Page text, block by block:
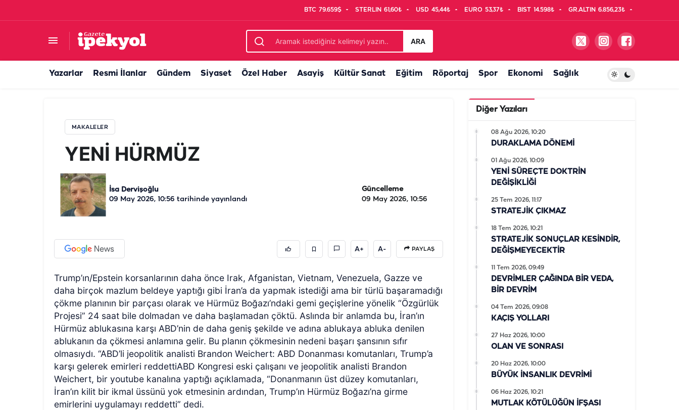
BTC 79.659$ STERLIN 61,60₺ USD 45,44₺ EURO 53,37₺ BIST 14.598₺ GR.ALTIN 6.856,23₺
ARA
Yazarlar Resmi İlanlar Gündem Siyaset Özel Haber Asayiş Kültür Sanat Eğitim Röportaj Spor Ekonomi Sağlık
MAKALELER
YENİ HÜRMÜZ
İsa Dervişoğlu
09 May 2026, 10:56 tarihinde yayınlandı
Güncelleme
09 May 2026, 10:56
A+ A- PAYLAŞ
Trump’ın/Epstein korsanlarının daha önce Irak, Afganistan, Vietnam, Venezuela, Gazze ve
daha birçok mazlum beldeye yaptığı gibi İran’a da yapmak istediği ama bir türlü başaramadığı
çökme planının bir parçası olarak ve Hürmüz Boğazı’ndaki gemi geçişlerine yönelik “Özgürlük
Projesi” 24 saat bile dolmadan ve daha başlamadan çöktü. Aslında bir anlamda bu, İran’ın
Hürmüz ablukasına karşı ABD’nin de daha geniş şekilde ve adına ablukaya abluka denilen
ablukanın da çökmesi anlamına gelir. Bu planın çökmesinin nedeni başarı şansının sıfır
olmasıydı. “ABD’li jeopolitik analisti Brandon Weichert: ABD Donanması komutanları, Trump’a
karşı gelerek emirleri reddettiABD Kongresi eski çalışanı ve jeopolitik analisti Brandon
Weichert, bir youtube kanalına yaptığı açıklamada, “Donanmanın üst düzey komutanları,
İran’ın kilit bir ikmal üssünü yok etmesinin ardından, Trump’ın Hürmüz Boğazı’na girme
emirlerini uygulamayı reddetti” dedi.
Diğer Yazıları
DURAKLAMA DÖNEMİ
08 Ağu 2026, 10:20
YENİ SÜREÇTE DOKTRİN
DEĞİŞİKLİĞİ
01 Ağu 2026, 10:09
STRATEJİK ÇIKMAZ
25 Tem 2026, 11:17
STRATEJİK SONUÇLAR KESİNDİR,
DEĞİŞMEYECEKTİR
18 Tem 2026, 10:21
DEVRİMLER ÇAĞINDA BİR VEDA,
BİR DEVRİM
11 Tem 2026, 09:49
KAÇIŞ YOLLARI
04 Tem 2026, 09:08
OLAN VE SONRASI
27 Haz 2026, 10:00
BÜYÜK İNSANLIK DEVRİMİ
20 Haz 2026, 10:00
MUTLAK KÖTÜLÜĞÜN İFŞASI
06 Haz 2026, 10:21